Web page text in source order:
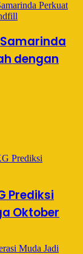
dengan
Prediksi
Oktober